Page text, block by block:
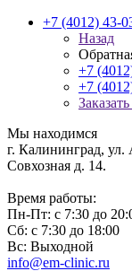
+7 (4012) 43-
Назад
+7
+7
Мы находимся
г. Калининград, ул.
Совхозная д. 14.
Время работы:
Пн-Пт: с 7:30 до
Сб: с 7:30 до 18:00
Вс: Выходной
info@em-clinic.ru